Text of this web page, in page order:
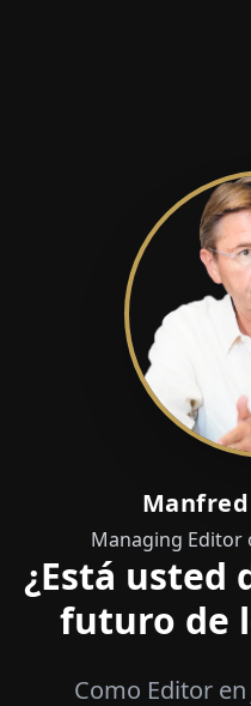
Managing Editor
¿Está usted
futuro de
Como Editor